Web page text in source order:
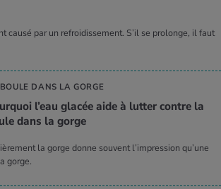
causé par un refroidissement. S’il se prolonge, il faut
DANS LA GORGE
l’eau gla­cée aide à lut­ter contre la
dans la gorge
la gorge donne souvent l’impression qu’une
gorge.